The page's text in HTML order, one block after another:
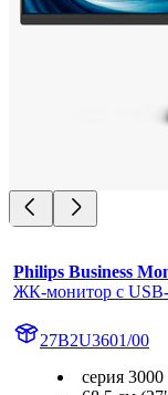
Philips Business
ЖК-монитор с
27B2U3601/00
серия 3000